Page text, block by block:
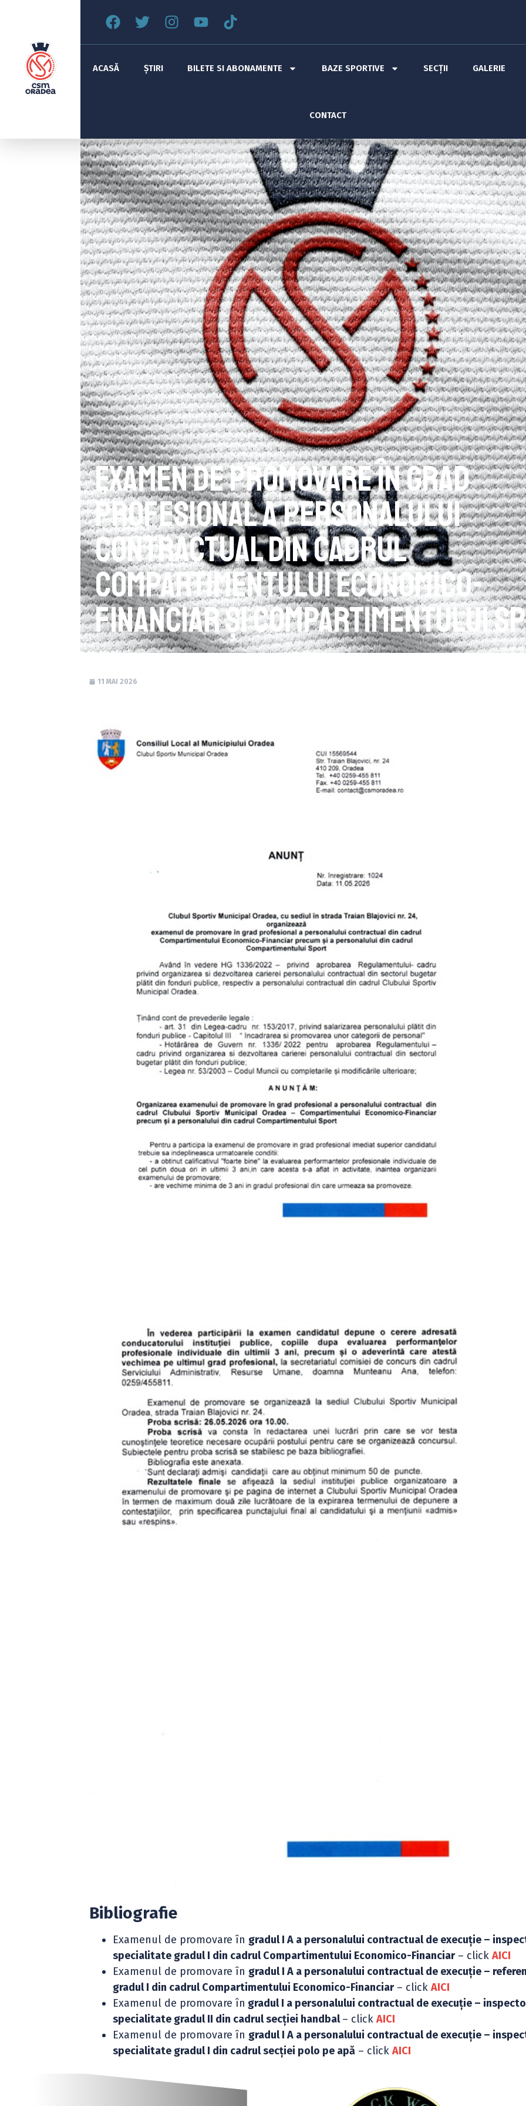
ACASĂ ȘTIRI BILETE SI ABONAMENTE BAZE SPORTIVE SECȚII GALERIE
CONTACT
Examen de promovare în grad
profesional a personalului
contractual din cadrul
Compartimentului Economico-
Financiar și Compartimentului
11 MAI 2026
Bibliografie
Examenul de promovare în gradul I A a personalului contractual de execuție –
specialitate gradul I din cadrul Compartimentului Economico-Financiar– clickAICI
Examenul de promovare în gradul I A a personalului contractual de execuție –
gradul I din cadrul Compartimentului Economico-Financiar– clickAICI
Examenul de promovare în gradul I a personalului contractual de execuție –
specialitate gradul II din cadrul secției handbal– clickAICI
Examenul de promovare în gradul I A a personalului contractual de execuție –
specialitate gradul I din cadrul secției polo pe apă – clickAICI